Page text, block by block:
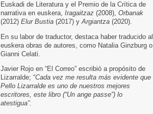
Euskadi de Literatura y el Premio de la Crítica de
narrativa en euskera, Iragaitzaz (2008), Orbanak
(2012) Elur Bustia (2017) y Argiantza (2020).
En su labor de traductor, destaca haber traducido al
euskera obras de autores, como Natalia Ginzburg o
Gianni Celati.
Javier Rojo en “El Correo” escribió a propósito de
Lizarralde; “Cada vez me resulta más evidente que
Pello Lizarralde es uno de nuestros mejores
escritores, este libro (“Un ange passe”) lo
atestigua”.